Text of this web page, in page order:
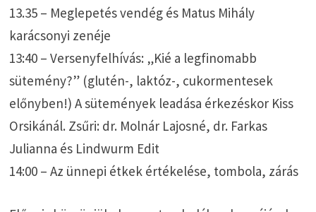
13.35 – Meglepetés vendég és Matus Mihály
karácsonyi zenéje
13:40 – Versenyfelhívás: „Kié a legfinomabb
sütemény?” (glutén-, laktóz-, cukormentesek
előnyben!) A sütemények leadása érkezéskor Kiss
Orsikánál. Zsűri: dr. Molnár Lajosné, dr. Farkas
Julianna és Lindwurm Edit
14:00 – Az ünnepi étkek értékelése, tombola, zárás